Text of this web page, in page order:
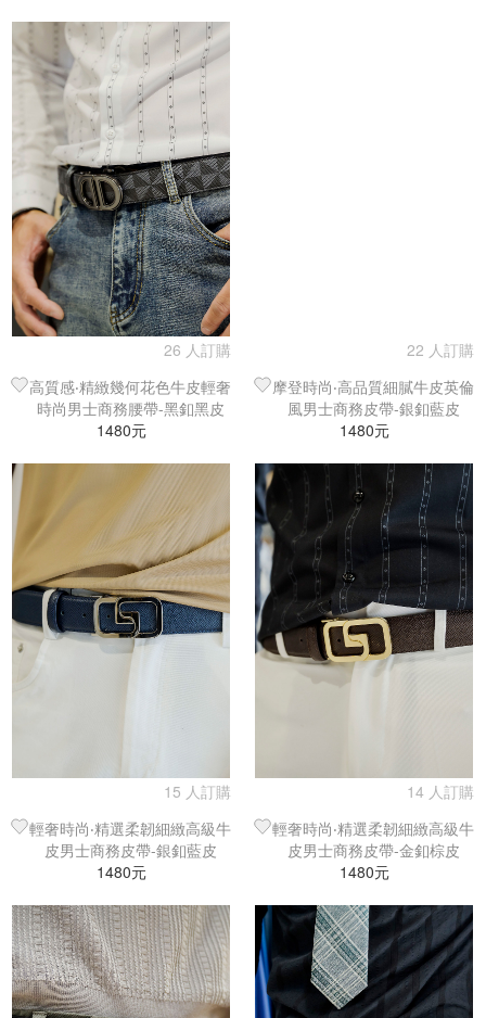
26 人訂購
高質感‧精緻幾何花色牛皮輕奢
時尚男士商務腰帶-黑釦黑皮
1480元
22 人訂購
摩登時尚‧高品質細膩牛皮英倫
風男士商務皮帶-銀釦藍皮
1480元
15 人訂購
輕奢時尚‧精選柔韌細緻高級牛
皮男士商務皮帶-銀釦藍皮
1480元
14 人訂購
輕奢時尚‧精選柔韌細緻高級牛
皮男士商務皮帶-金釦棕皮
1480元